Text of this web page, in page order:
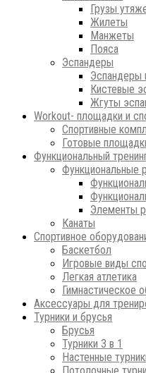
Грузы
Жилеты
Манжеты
Пояса
Эспандеры
Эспандеры
Кистевые
Жгуты
Workout- площадки и
Спортивные
Готовые
Функциональный
Функциональные
Элементы
Канаты
Спортивное
Баскетбол
Игровые виды
Легкая атлетика
Гимнастическое
Аксессуары для
Турники и брусья
Брусья
Турники 3 в 1
Настенные